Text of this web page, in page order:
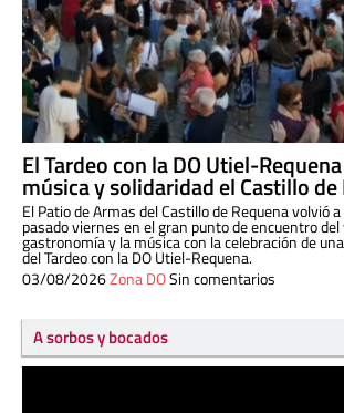
El Tardeo con la DO Utiel-
música y solidaridad el Castillo de
El Patio de Armas del Castillo de Requena volvió
pasado viernes en el gran punto de encuentro del
gastronomía y la música con la celebración de
del Tardeo con la DO Utiel-Requena.
03/08/2026Zona DOSin comentarios
A sorbos y bocados